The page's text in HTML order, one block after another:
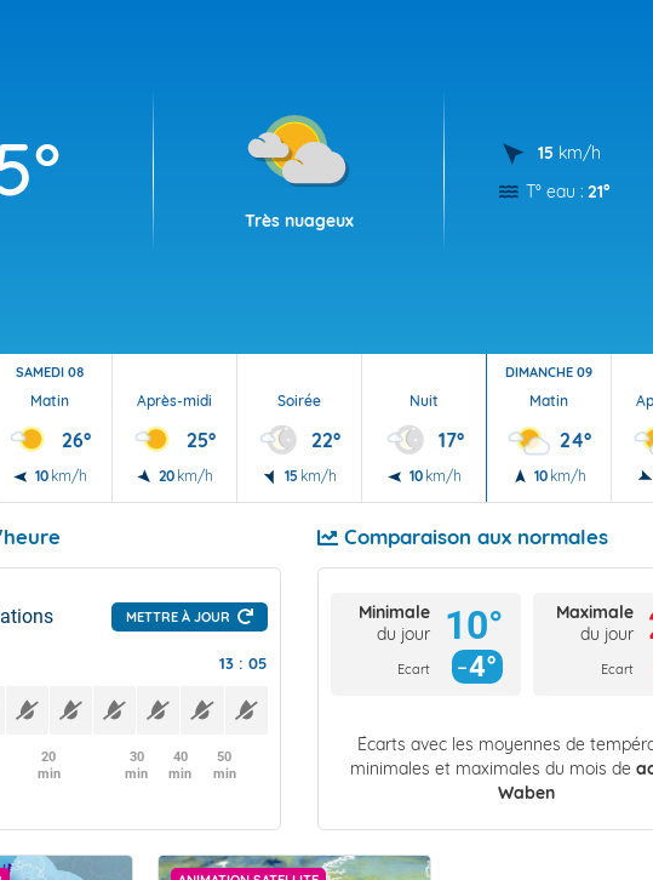
Très nuageux
15 km/h
T° eau : 21°
SAMEDI 08
Matin
26°
10 km/h
Après-midi
25°
20 km/h
Soirée
22°
15 km/h
Nuit
17°
10 km/h
DIMANCHE 09
Matin
24°
10 km/h
METTRE À JOUR
13 : 05
20
min
30
min
40
min
50
min
Comparaison aux normales
Minimale
du jour
Ecart
10°
4°
Maximale
du jour
Ecart
Écarts avec les moyennes de
minimales et maximales du mois de
Waben